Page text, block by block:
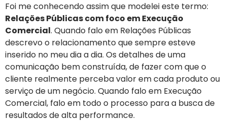
Foi me conhecendo assim que modelei este termo:
Relações Públicas com foco em Execução
Comercial. Quando falo em Relações Públicas
descrevo o relacionamento que sempre esteve
inserido no meu dia a dia. Os detalhes de uma
comunicação bem construída, de fazer com que o
cliente realmente perceba valor em cada produto ou
serviço de um negócio. Quando falo em Execução
Comercial, falo em todo o processo para a busca de
resultados de alta performance.